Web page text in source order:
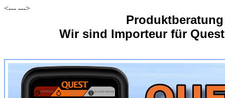
<--- --->
Wir sind Importeur für